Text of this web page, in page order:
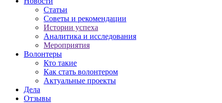
Статьи
Советы и рекомендации
Истории успеха
Аналитика и исследования
Мероприятия
Волонтеры
Кто такие
Как стать волонтером
Актуальные проекты
Дела
Отзывы